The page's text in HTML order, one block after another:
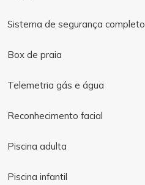
Sistema de segurança completo
Box de praia
Telemetria gás e água
Reconhecimento facial
Piscina adulta
Piscina infantil